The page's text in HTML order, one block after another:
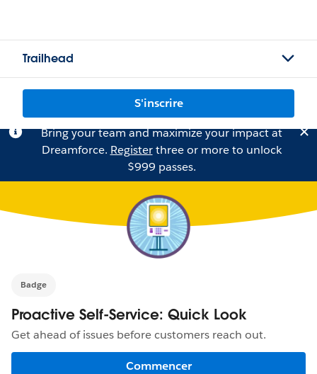
Trailhead
S'inscrire
Bring your team and maximize your impact at
Dreamforce. Registerthree or more to unlock
$999 passes.
Badge
Proactive Self-Service: Quick Look
Get ahead of issues before customers reach out.
Commencer